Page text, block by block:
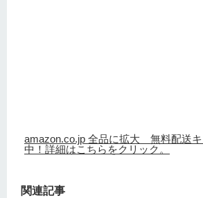
amazon.co.jp 全品に拡大 無料配送
中！詳細はこちらをクリック。
関連記事